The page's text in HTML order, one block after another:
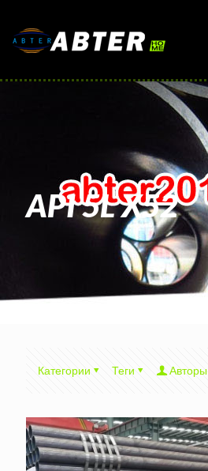
API 5L X52
Категории Теги Авторы